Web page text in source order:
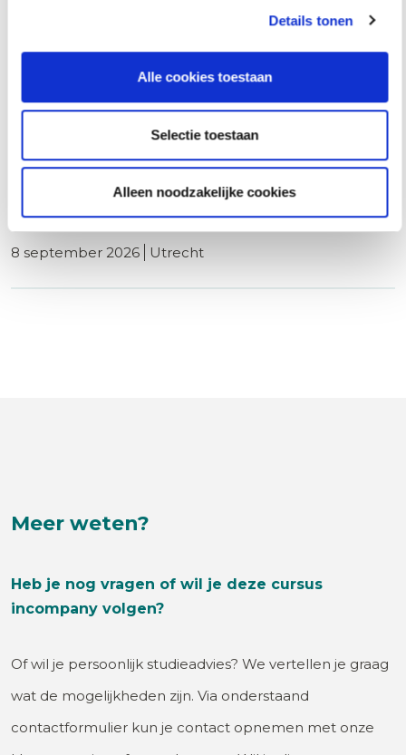
Details tonen
Alle cookies toestaan
Selectie toestaan
Alleen noodzakelijke cookies
Basiscursus Omgevingsvergunning
Omgevingswet
8 september 2026
Woningtoezicht)
8 september 2026 utrecht
Meer weten?
Heb je nog vragen of wil je deze cursus
incompany volgen?
Of wil je persoonlijk studieadvies? We vertellen je graag
wat de mogelijkheden zijn. Via onderstaand
contactformulier kun je contact opnemen met onze